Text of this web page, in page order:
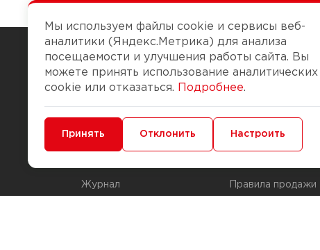
Чтобы вам легко работалось
Журнал
Доставка и оплата
Правила продажи
Мы используем файлы cookie и сервисы веб-
аналитики (Яндекс.Метрика) для анализа
посещаемости и улучшения работы сайта. Вы
можете принять использование аналитических
cookie или отказаться.
Подробнее.
Минимальные Функциональные/Аналитические
Принять Отклонить Настроить